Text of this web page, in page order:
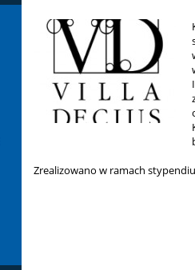
Zrealizowano w ramach